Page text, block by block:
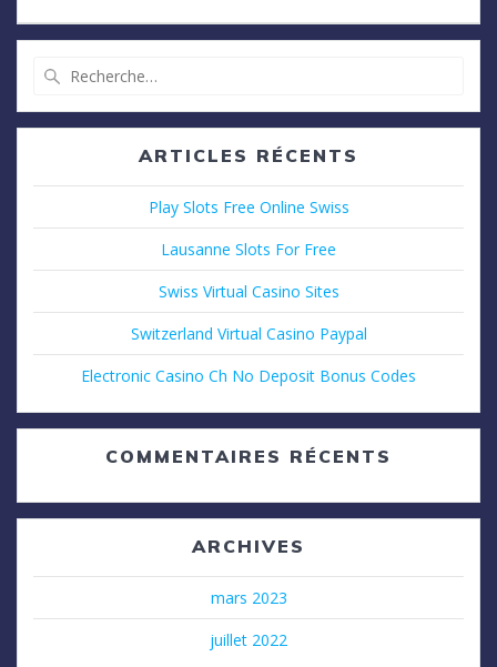
:
ARTICLES RÉCENTS
Play Slots Free Online Swiss
Lausanne Slots For Free
Swiss Virtual Casino Sites
Switzerland Virtual Casino Paypal
Electronic Casino Ch No Deposit Bonus Codes
COMMENTAIRES RÉCENTS
ARCHIVES
mars 2023
juillet 2022